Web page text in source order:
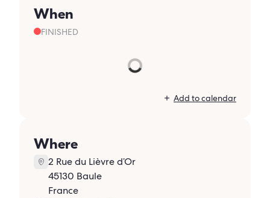
When
FINISHED
Add to calendar
Where
2 Rue du Lièvre d’Or
45130 Baule
France